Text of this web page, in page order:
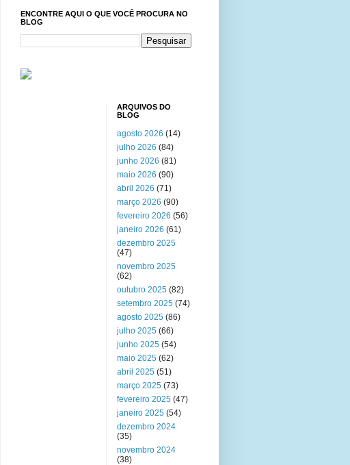
ENCONTRE AQUI O QUE VOCÊ PROCURA NO
BLOG
ARQUIVOS DO
BLOG
agosto 2026 (14)
julho 2026 (84)
junho 2026 (81)
maio 2026 (90)
abril 2026 (71)
março 2026 (90)
fevereiro 2026 (56)
janeiro 2026 (61)
dezembro 2025
(47)
novembro 2025
(62)
outubro 2025 (82)
setembro 2025 (74)
agosto 2025 (86)
julho 2025 (66)
junho 2025 (54)
maio 2025 (62)
abril 2025 (51)
março 2025 (73)
fevereiro 2025 (47)
janeiro 2025 (54)
dezembro 2024
(35)
novembro 2024
(38)